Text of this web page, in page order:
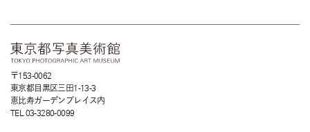
〒153-0062
東京都目黒区三田1-13-3
恵比寿ガーデンプレイス内
TEL 03-3280-0099